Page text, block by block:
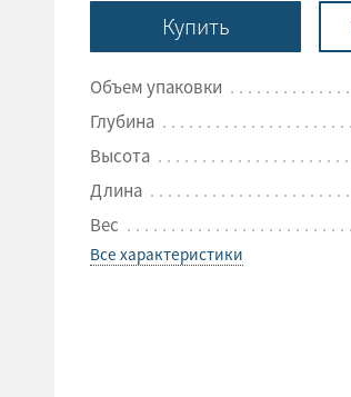
Купить
Объем упаковки
Глубина
Высота
Длина
Вес
Все характеристики